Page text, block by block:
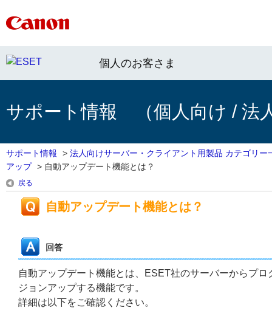
個人のお客さま
サポート情報 （個人向け / 法
サポート情報 > 法人向けサーバー・クライアント用製品 カテゴリー
アップ > 自動アップデート機能とは？
戻る
自動アップデート機能とは？
回答
自動アップデート機能とは、ESET社のサーバーからプ
ジョンアップする機能です。
詳細は以下をご確認ください。